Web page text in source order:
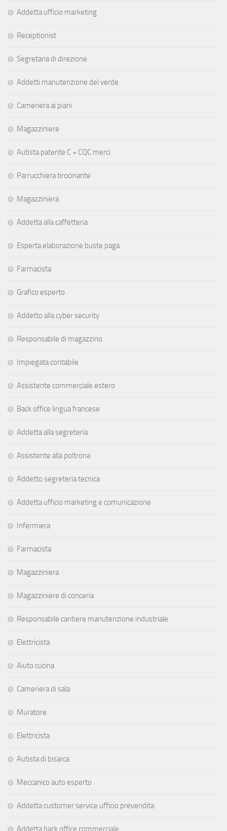
Addetta ufficio marketing
Receptionist
Segretaria di direzione
Addetti manutenzione del verde
Cameriera ai piani
Magazziniere
Autista patente C + CQC merci
Parrucchiera tirocinante
Magazziniera
Addetta alla caffetteria
Esperta elaborazione buste paga
Farmacista
Grafico esperto
Addetto alla cyber security
Responsabile di magazzino
Impiegata contabile
Assistente commerciale estero
Back office lingua francese
Addetta alla segreteria
Assistente alla poltrona
Addetto segreteria tecnica
Addetta ufficio marketing e comunicazione
Infermiera
Farmacista
Magazziniera
Magazziniere di conceria
Responsabile cantiere manutenzione industriale
Elettricista
Aiuto cucina
Cameriera di sala
Muratore
Elettricista
Autista di bisarca
Meccanico auto esperto
Addetta customer service ufficio prevendita
Addetta back office commerciale